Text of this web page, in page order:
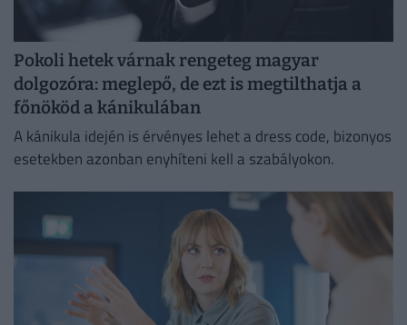
Pokoli hetek várnak rengeteg magyar
dolgozóra: meglepő, de ezt is megtilthatja a
főnököd a kánikulában
A kánikula idején is érvényes lehet a dress code, bizonyos
esetekben azonban enyhíteni kell a szabályokon.